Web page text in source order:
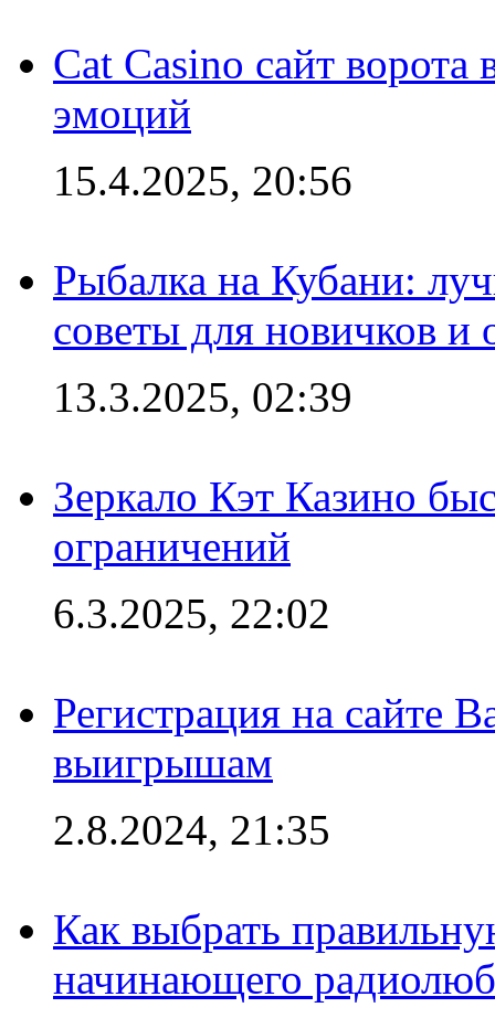
Cat Casino сайт
эмоций
15.4.2025, 20:56
Рыбалка на Кубани:
советы для новичков
13.3.2025, 02:39
Зеркало Кэт Казино
ограничений
6.3.2025, 22:02
Регистрация на сайте
выигрышам
2.8.2024, 21:35
Как выбрать
начинающего